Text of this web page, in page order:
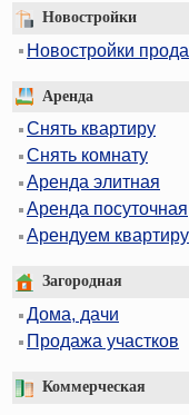
Новостройки
Новостройки
Аренда
Снять квартиру
Снять комнату
Аренда элитная
Аренда посуточная
Арендуем
Загородная
Дома, дачи
Продажа участков
Коммерческая